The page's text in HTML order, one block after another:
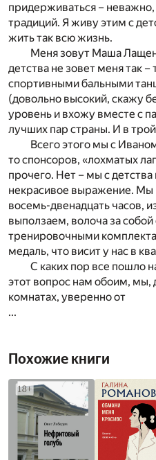
придерживаться –
традиций. Я живу этим с
жить так всю жизнь.
Меня зовут Маша
детства не зовет меня так
спортивными бальными
(довольно высокий, скажу
уровень и вхожу вместе с
лучших пар страны. И в
Всего этого мы с
то спонсоров, «лохматых
прочего. Нет – мы с
некрасивое выражение. Мы
восемь-двенадцать часов,
выползаем, волоча за
тренировочными
медаль, что висит у нас в
С каких пор все пошло
этот вопрос нам обоим, мы,
комнатах, уверенно от
...
Похожие книги